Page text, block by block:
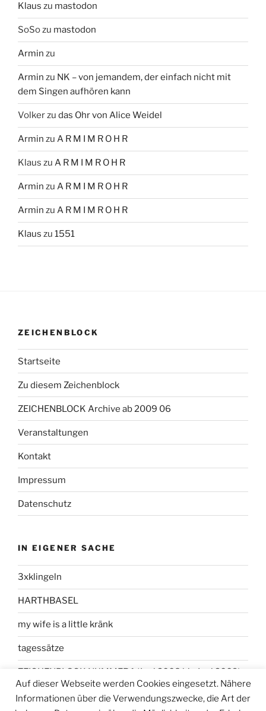
Klaus zu mastodon
SoSozu mastodon
Armin zu
Armin zu NK – von jemandem, der einfach nicht mit
dem Singen aufhören kann
Volkerzu das Ohr von Alice Weidel
Armin zu A R M I M R O H R
Klaus zu A R M I M R O H R
Armin zu A R M I M R O H R
Armin zu A R M I M R O H R
Klaus zu 1551
ZEICHENBLOCK
Startseite
Zu diesem Zeichenblock
ZEICHENBLOCK Archive ab 2009 06
Veranstaltungen
Kontakt
Impressum
Datenschutz
IN EIGENER SACHE
3xklingeln
HARTHBASEL
my wife is a little kränk
tagessätze
ZEICHENBLOCK NUMMER 1 (Juni 2008 bis Juni 2009)
Auf dieser Webseite werden Cookies eingesetzt. Nähere
Informationen über die Verwendungszwecke, die Art der